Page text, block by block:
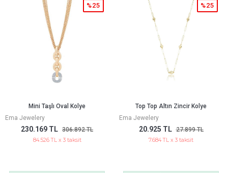
Mini Taşlı Oval Kolye
Ema Jewelery
230.169 TL 306.892 TL
%25
84.526 TL x 3 taksit
Top Top Altın Zincir Kolye
Ema Jewelery
20.925 TL 27.899 TL
%25
7.684 TL x 3 taksit